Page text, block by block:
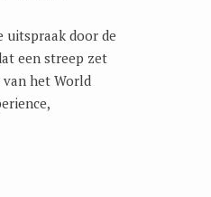
uitspraak door de
een streep zet
het World